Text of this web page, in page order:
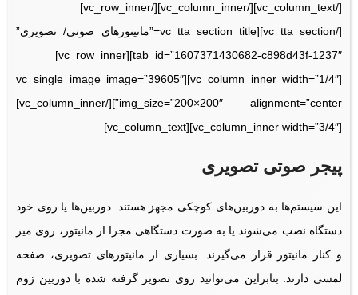
[/vc_column_text][/vc_column_inner][/vc_row_inner]
[/vc_tta_section][vc_tta_section title=”مانیتورهای صوتی/ تصویری”
tab_id=”1607371430682-c898d43f-1237″][vc_row_inner]
[vc_column_inner width=”1/4″][vc_single_image image=”39605″
img_size=”200×200″ alignment=”center”][/vc_column_inner]
[vc_column_inner width=”3/4″][vc_column_text]
پیجر صوتی تصویری
این سیستم‌ها به دوربین‌های کوچکی مجهز هستند. دوربین‌ها یا روی خود
دستگاه نصب می‌شوند یا به صورت دستگاهی مجزا از مانیتور، روی میز
و کنار مانیتور قرار می‌گیرند. بسیاری از مانیتورهای تصویری، صفحه
لمسی دارند. بنابراین می‌توانید روی تصویر گرفته شده با دوربین زوم